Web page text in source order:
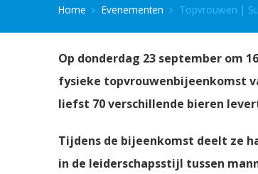
Home Evenementen Topvrouwen |
Op donderdag 23 september om
fysieke topvrouwenbijeenkomst
liefst 70 verschillende bieren
Tijdens de bijeenkomst deelt ze
in de leiderschapsstijl tussen